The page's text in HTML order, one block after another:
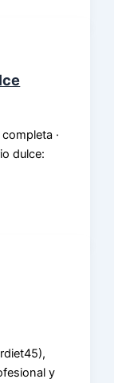
·
dulce:
y